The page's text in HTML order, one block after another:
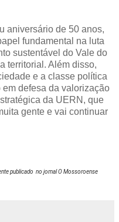
aniversário de 50 anos,
fundamental na luta
sustentável do Vale do
territorial. Além disso,
e a classe política
defesa da valorização
da UERN, que
gente e vai continuar
publicado no jornal O Mossoroense